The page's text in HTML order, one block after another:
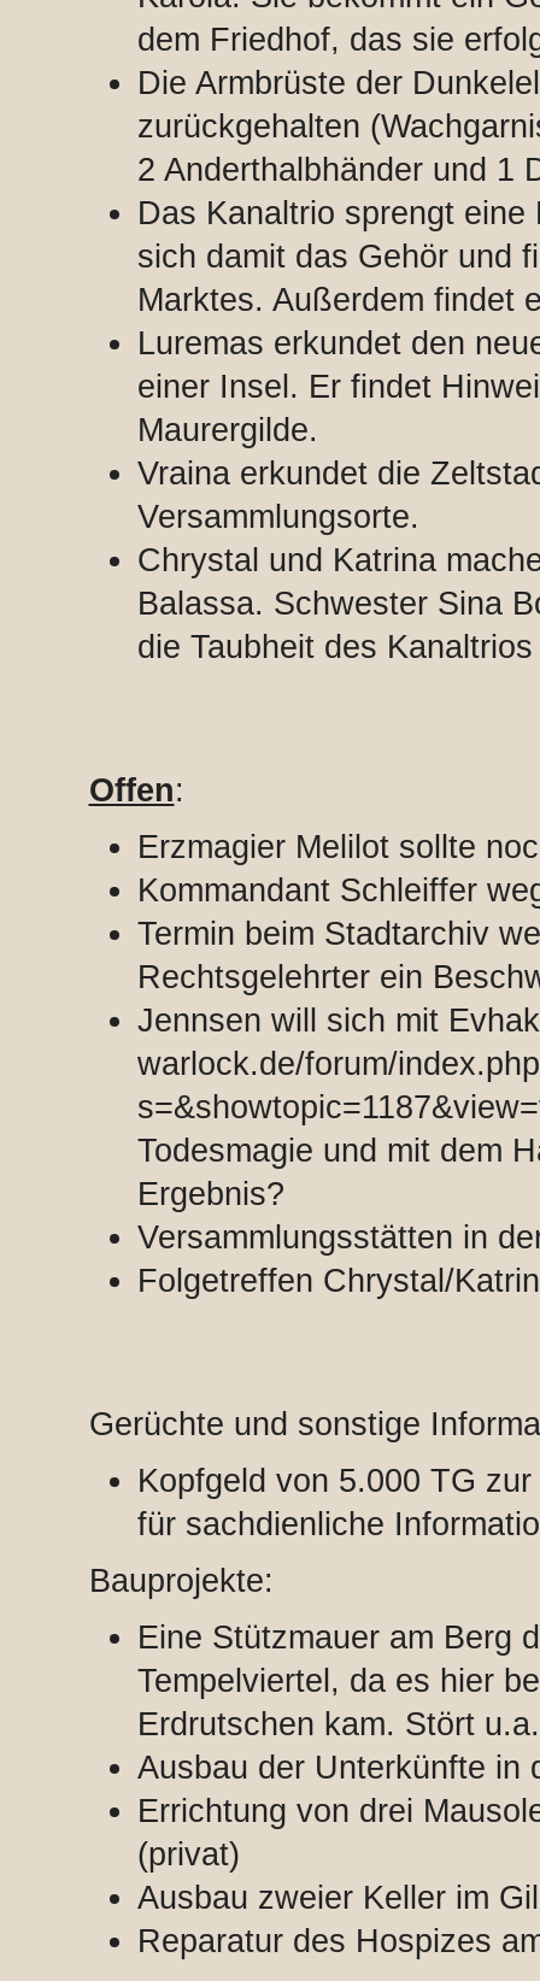
dem Friedhof, das sie
Die Armbrüste der
zurückgehalten
2 Anderthalbhänder und 1
Das Kanaltrio sprengt
sich damit das Gehör und
Marktes. Außerdem findet
Luremas erkundet den
einer Insel. Er findet
Maurergilde.
Vraina erkundet die
Versammlungsorte.
Chrystal und Katrina
Balassa. Schwester Sina
die Taubheit des
Offen:
Erzmagier Melilot sollte
Kommandant Schleiffer
Termin beim Stadtarchiv
Rechtsgelehrter ein
Jennsen will sich mit
warlock.de/forum/
Todesmagie und mit dem
Ergebnis?
Versammlungsstätten in
Folgetreffen Chrystal/
Gerüchte und sonstige
Kopfgeld von 5.000 TG
für sachdienliche
Bauprojekte:
Eine Stützmauer am Berg
Tempelviertel, da es hier
Erdrutschen kam. Stört
Ausbau der Unterkünfte in
Errichtung von drei
(privat)
Ausbau zweier Keller im
Reparatur des Hospizes